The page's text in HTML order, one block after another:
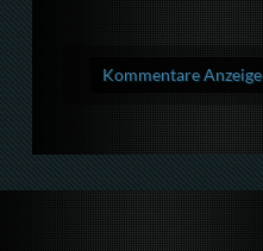
Kommentare